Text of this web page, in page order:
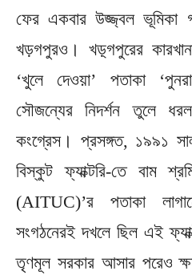
ফের একবার উজ্জ্বল ভূমিকা
খড়গপুরও। খড়্গপুরের
‘খুলে দেওয়া’ পতাকা
সৌজন্যের নিদর্শন তুলে
কংগ্রেস। প্রসঙ্গত, ১৯৯১
বিস্কুট ফ্যাক্টরি-তে বাম
(AITUC)’র পতাকা
সংগঠনেরই দখলে ছিল এই
তৃণমূল সরকার আসার পরেও